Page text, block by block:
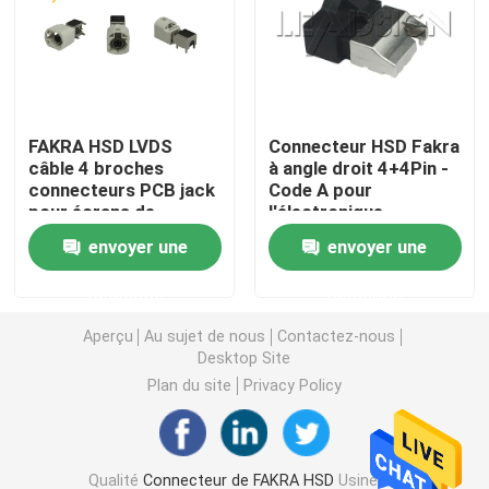
Mini connecteurs de FAKRA
Câble d'extension de FAKRA
Câble coaxial de liaison de FAKRA
Adaptateur d'antenne de FAKRA
Câble de HSD LVDS
FAKRA HSD LVDS
câble 4 broches
connecteurs PCB jack
pour écrans de
véhicules
envoyer une
Connecteur HSD Fakra
à angle droit 4+4Pin -
Code A pour
l'électronique
automobile
envoyer une
Aperçu Au sujet de nous
Contactez-nous
Desktop Site
Plan du site
Privacy Policy
Qualité Connecteur de FAKRA HSD Usine De